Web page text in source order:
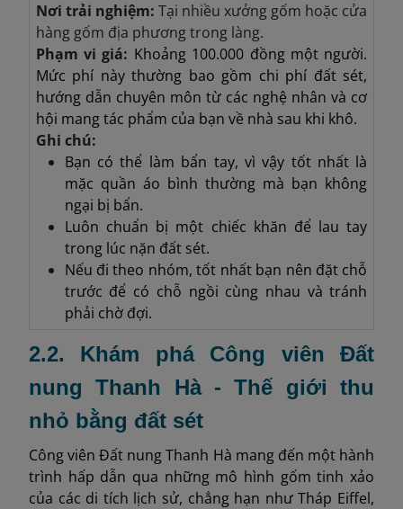
Nơi trải nghiệm: Tại nhiều xưởng gốm hoặc cửa
hàng gốm địa phương trong làng.
Phạm vi giá: Khoảng 100.000 đồng một người.
Mức phí này thường bao gồm chi phí đất sét,
hướng dẫn chuyên môn từ các nghệ nhân và cơ
hội mang tác phẩm của bạn về nhà sau khi khô.
Ghi chú:
Bạn có thể làm bẩn tay, vì vậy tốt nhất là
mặc quần áo bình thường mà bạn không
ngại bị bẩn.
Luôn chuẩn bị một chiếc khăn để lau tay
trong lúc nặn đất sét.
Nếu đi theo nhóm, tốt nhất bạn nên đặt chỗ
trước để có chỗ ngồi cùng nhau và tránh
phải chờ đợi.
2.2. Khám phá Công viên Đất
nung Thanh Hà - Thế giới thu
nhỏ bằng đất sét
Công viên Đất nung Thanh Hà mang đến một hành
trình hấp dẫn qua những mô hình gốm tinh xảo
của các di tích lịch sử, chẳng hạn như Tháp Eiffel,